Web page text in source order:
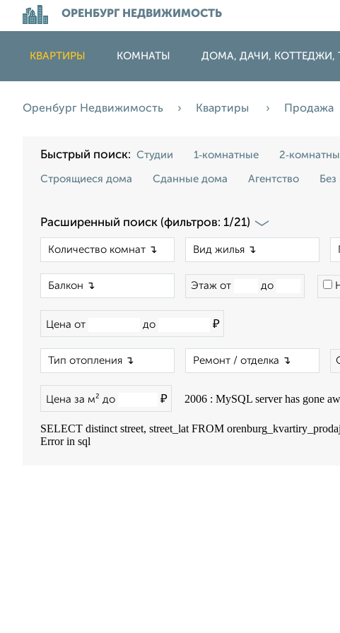
ОРЕНБУРГ НЕДВИЖИМОСТЬ
КВАРТИРЫ КОМНАТЫ ДОМА, ДАЧИ, КОТТЕДЖИ,
Оренбург Недвижимость Квартиры Продажа
Быстрый поиск: Студии 1‑комнатные
Строящиеся дома Сданные дома Агентство
Расширенный поиск (фильтров: 1/21)
Этаж от до
Цена от до ₽
Цена за м² до ₽ 2006 : MySQL server has gone
SELECT distinct street, street_lat FROM
Error in sql